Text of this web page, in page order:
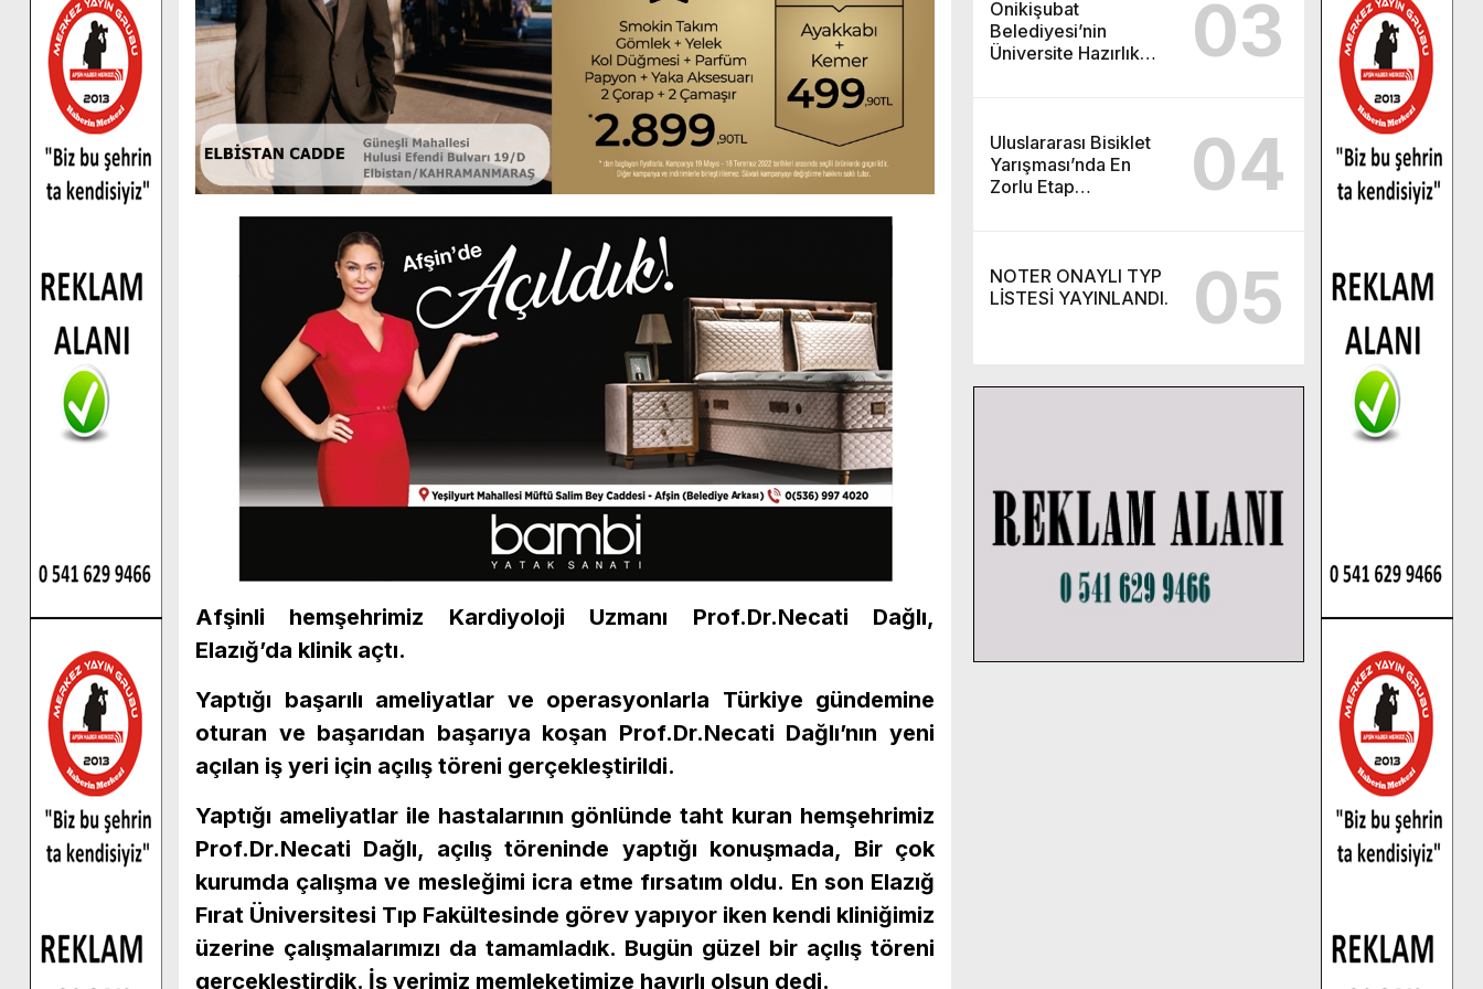
Onikişubat
Belediyesi’nin
Üniversite Hazırlık
03
Uluslararası Bisiklet
Yarışması’nda En
Zorlu Etap
04
NOTER ONAYLI TYP
LİSTESİ YAYINLANDI.
05
Afşinli hemşehrimiz Kardiyoloji Uzmanı Prof.Dr.Necati Dağlı,
Elazığ’da klinik açtı.
Yaptığı başarılı ameliyatlar ve operasyonlarla Türkiye gündemine
oturan ve başarıdan başarıya koşan Prof.Dr.Necati Dağlı’nın yeni
açılan iş yeri için açılış töreni gerçekleştirildi.
Yaptığı ameliyatlar ile hastalarının gönlünde taht kuran hemşehrimiz
Prof.Dr.Necati Dağlı, açılış töreninde yaptığı konuşmada, Bir çok
kurumda çalışma ve mesleğimi icra etme fırsatım oldu. En son Elazığ
Fırat Üniversitesi Tıp Fakültesinde görev yapıyor iken kendi kliniğimiz
üzerine çalışmalarımızı da tamamladık. Bugün güzel bir açılış töreni
gerçekleştirdik. İş yerimiz memleketimize hayırlı olsun dedi.